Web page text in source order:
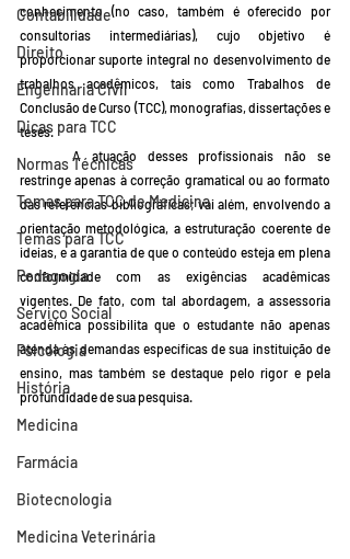
Contabilidade
Direito
Engenharia Civil
Dicas para TCC
Normas Técnicas
Temas para TCC de Medicina
Temas para TCC
Pedagogia
Serviço Social
Psicologia
História
Medicina
Farmácia
Biotecnologia
Medicina Veterinária
conhecimento (no caso, também é oferecido por
consultorias intermediárias), cujo objetivo é
proporcionar suporte integral no desenvolvimento de
trabalhos acadêmicos, tais como Trabalhos de
Conclusão de Curso (TCC), monografias, dissertações e
teses.
	A atuação desses profissionais não se
restringe apenas à correção gramatical ou ao formato
das referências bibliográficas; vai além, envolvendo a
orientação metodológica, a estruturação coerente de
ideias, e a garantia de que o conteúdo esteja em plena
conformidade com as exigências acadêmicas
vigentes. De fato, com tal abordagem, a assessoria
acadêmica possibilita que o estudante não apenas
atenda às demandas específicas de sua instituição de
ensino, mas também se destaque pelo rigor e pela
profundidade de sua pesquisa.